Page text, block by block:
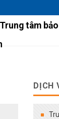
Trung tâm
DỊCH